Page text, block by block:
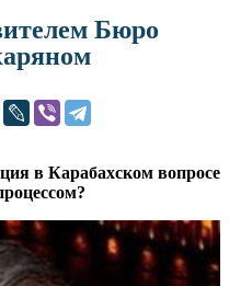
Бюро
в Карабахском вопросе